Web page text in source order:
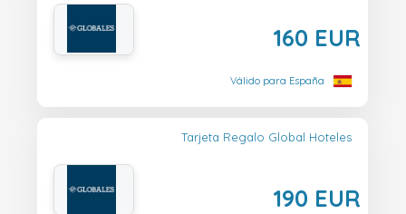
160 EUR
Válido para España
Tarjeta Regalo Global Hoteles
190 EUR